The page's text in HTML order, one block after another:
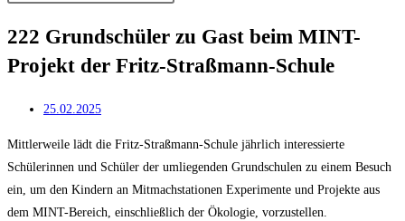
222 Grundschüler zu Gast beim MINT-
Projekt der Fritz-Straßmann-Schule
25.02.2025
Mittlerweile lädt die Fritz-Straßmann-Schule jährlich interessierte
Schülerinnen und Schüler der umliegenden Grundschulen zu einem Besuch
ein, um den Kindern an Mitmachstationen Experimente und Projekte aus
dem MINT-Bereich, einschließlich der Ökologie, vorzustellen.